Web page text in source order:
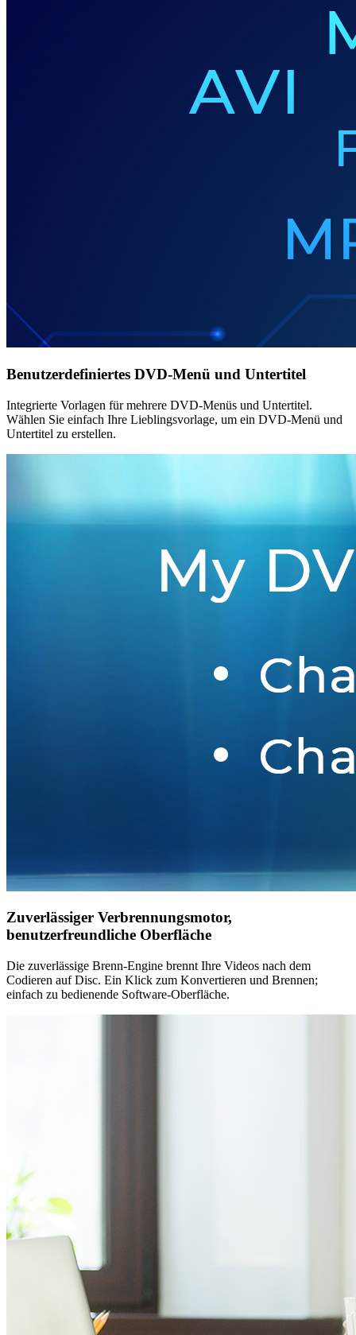
Benutzerdefiniertes DVD-Menü und Untertitel
Integrierte Vorlagen für mehrere DVD-Menüs und Untertitel.
Wählen Sie einfach Ihre Lieblingsvorlage, um ein DVD-Menü und
Untertitel zu erstellen.
Zuverlässiger Verbrennungsmotor,
benutzerfreundliche Oberfläche
Die zuverlässige Brenn-Engine brennt Ihre Videos nach dem
Codieren auf Disc. Ein Klick zum Konvertieren und Brennen;
einfach zu bedienende Software-Oberfläche.